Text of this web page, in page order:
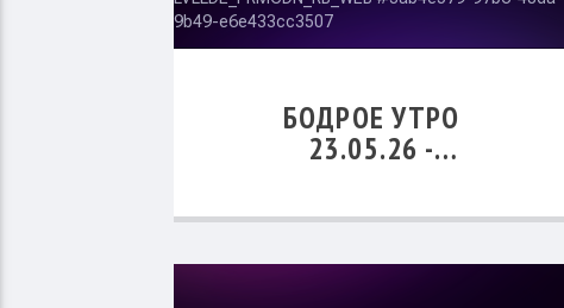
БОДРОЕ УТРО
23.05.26 -
КАК ПРИНЦИП